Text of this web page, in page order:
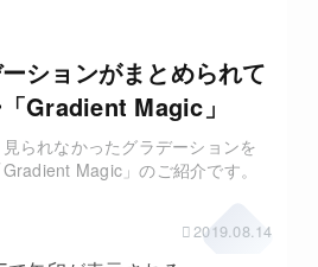
ションがまとめられて
Gradient Magic」
られなかったグラデーションを
Magic」のご紹介です。
2019.08.14